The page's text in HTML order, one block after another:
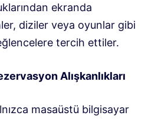
ekranda
diziler veya oyunlar gibi
tercih ettiler.
Alışkanlıkları
masaüstü bilgisayar